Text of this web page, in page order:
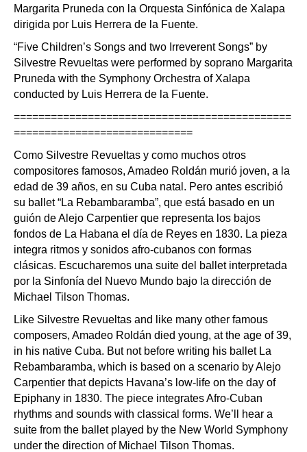
Margarita Pruneda con la Orquesta Sinfónica de Xalapa
dirigida por Luis Herrera de la Fuente.
“Five Children’s Songs and two Irreverent Songs” by
Silvestre Revueltas were performed by soprano Margarita
Pruneda with the Symphony Orchestra of Xalapa
conducted by Luis Herrera de la Fuente.
=============================================
=============================
Como Silvestre Revueltas y como muchos otros
compositores famosos, Amadeo Roldán murió joven, a la
edad de 39 años, en su Cuba natal. Pero antes escribió
su ballet “La Rebambaramba”, que está basado en un
guión de Alejo Carpentier que representa los bajos
fondos de La Habana el día de Reyes en 1830. La pieza
integra ritmos y sonidos afro-cubanos con formas
clásicas. Escucharemos una suite del ballet interpretada
por la Sinfonía del Nuevo Mundo bajo la dirección de
Michael Tilson Thomas.
Like Silvestre Revueltas and like many other famous
composers, Amadeo Roldán died young, at the age of 39,
in his native Cuba. But not before writing his ballet La
Rebambaramba, which is based on a scenario by Alejo
Carpentier that depicts Havana’s low-life on the day of
Epiphany in 1830. The piece integrates Afro-Cuban
rhythms and sounds with classical forms. We’ll hear a
suite from the ballet played by the New World Symphony
under the direction of Michael Tilson Thomas.